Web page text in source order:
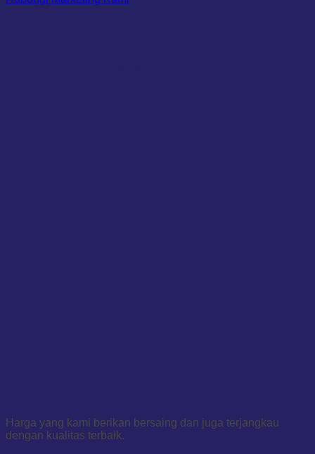
Harga yang kami berikan bersaing dan juga terjangkau
dengan kualitas terbaik.